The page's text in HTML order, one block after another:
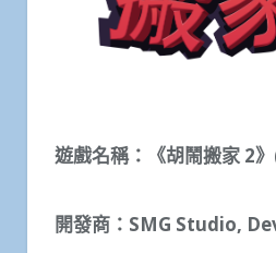
遊戲名稱：《胡鬧搬家 2》
開發商： SMG Studio,